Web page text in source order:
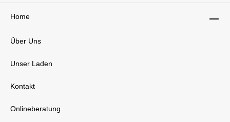
Home
Über Uns
Unser Laden
Kontakt
Onlineberatung